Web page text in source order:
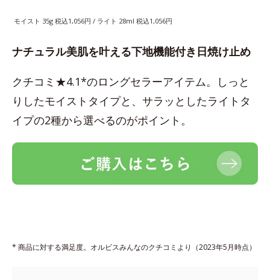
モイスト 35g 税込1,056円 / ライト 28ml 税込1,056円
ナチュラル美肌を叶える下地機能付き日焼け止め
クチコミ★4.1*のロングセラーアイテム。しっと
りしたモイストタイプと、サラッとしたライトタ
イプの2種から選べるのがポイント。
* 商品に対する満足度。オルビスみんなのクチコミより（2023年5月時点）